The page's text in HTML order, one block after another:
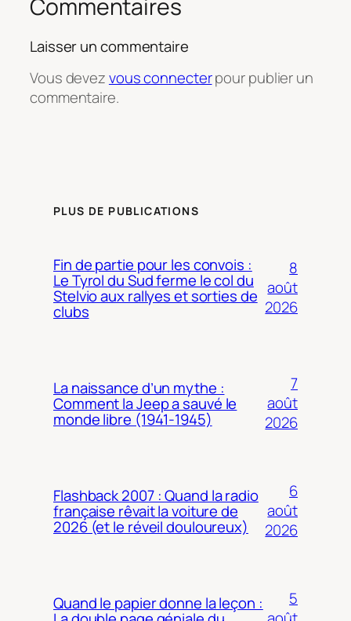
Commentaires
Laisser un commentaire
Vous devezvous connecterpour publier un
commentaire.
PLUS DE PUBLICATIONS
Fin de partie pour les convois :
Le Tyrol du Sud ferme le col du
Stelvio aux rallyes et sorties de
clubs
8
août
2026
La naissance d’un mythe :
Comment la Jeep a sauvé le
monde libre (1941-1945)
7
août
2026
Flashback 2007 : Quand la radio
française rêvait la voiture de
2026 (et le réveil douloureux)
6
août
2026
Quand le papier donne la leçon :
5